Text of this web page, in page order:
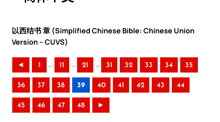
以西结书 章 (Simplified Chinese Bible: Chinese Union
Version – CUVS)
◄ 1 .. 11 .. 21 .. 31 32 33 34 35
36 37 38 39 40 41 42 43 44
45 46 47 48 ►